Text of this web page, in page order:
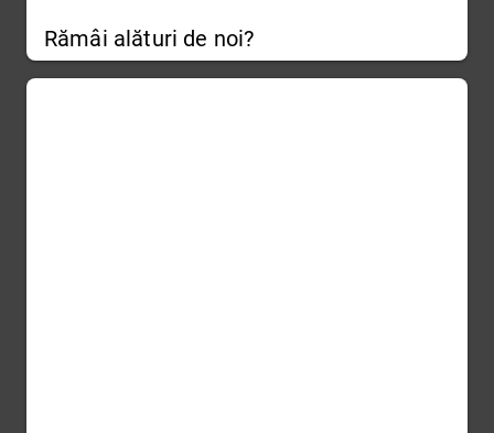
Rămâi alături de noi?